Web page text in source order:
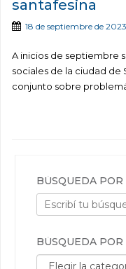
santafesina
18 de septiembre de 2023
A inicios de septiembre
sociales de la ciudad de
conjunto sobre
BÚSQUEDA POR
BÚSQUEDA POR
Búsqueda por